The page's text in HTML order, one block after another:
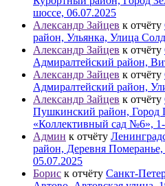
шоссе, 06.07.2025
Александр Зайцев к отчёту
район, Ульянка, Улица
Александр Зайцев к отчёту
Адмиралтейский район,
Александр Зайцев к отчёту
Адмиралтейский район,
Александр Зайцев к отчёту
Пушкинский район,
«Коллективный сад №6»,
Админ к отчёту
район, Деревня
05.07.2025
Борис к отчёту Санкт-